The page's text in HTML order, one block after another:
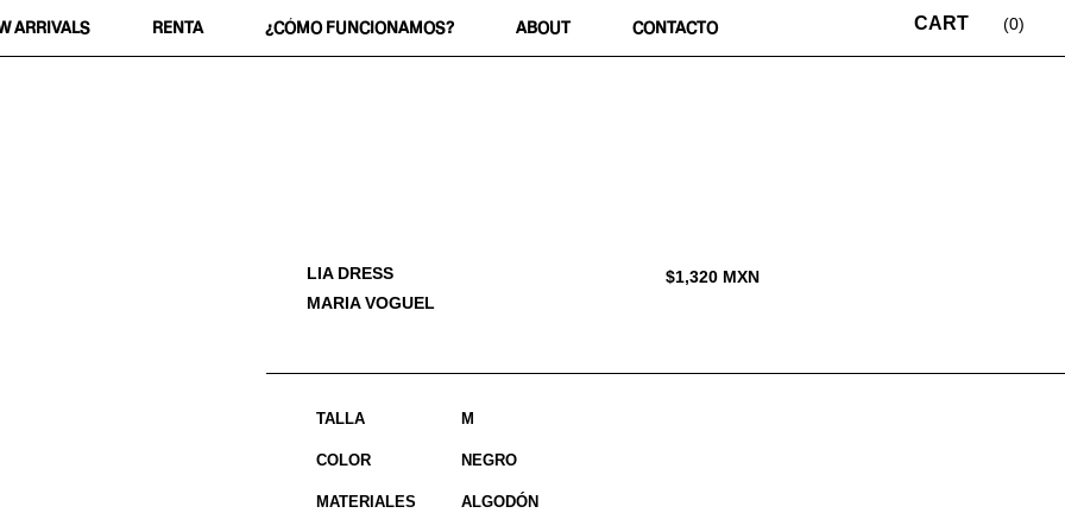
ARRIVALS RENTA ¿CÓMO FUNCIONAMOS? ABOUT CONTACTO 0
LIA DRESS
MARIA VOGUEL
$1,320 MXN
TALLA M
COLOR NEGRO
MATERIALES ALGODÓN